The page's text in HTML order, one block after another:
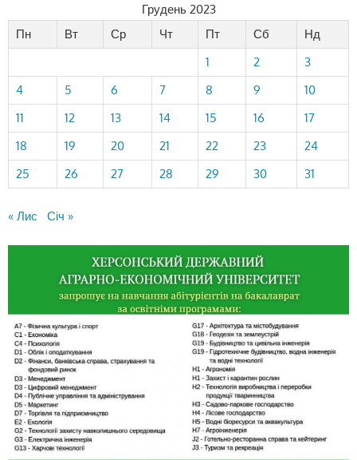
Грудень 2023
Пн
Вт Ср Чт Пт Сб
Нд
1
2
3
4
5 6 7 8 9
10
11
12 13 14 15 16
17
18
19 20 21 22 23
24
25
26 27 28 29 30 31
« Лис Січ »